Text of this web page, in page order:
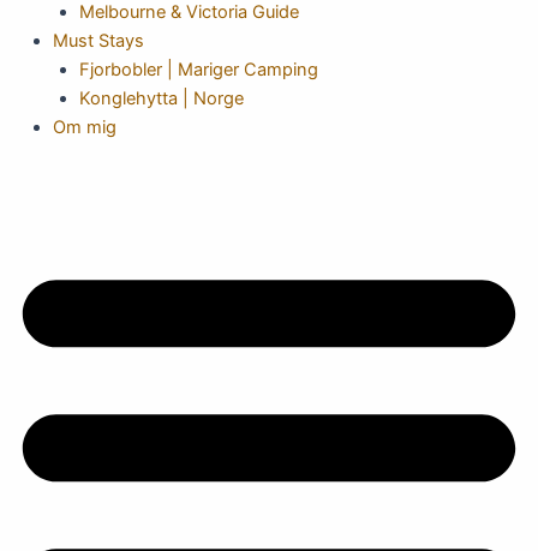
Melbourne & Victoria Guide
Must Stays
Fjorbobler | Mariger Camping
Konglehytta | Norge
Om mig